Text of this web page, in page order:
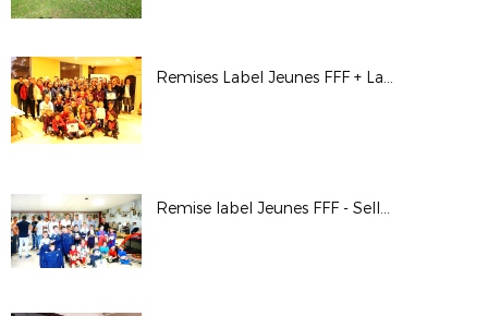
Remises Label Jeunes FFF + Label École Féminine de Football - A.S. Chouzy/Onzain - 2 octobre 2017
Remise label Jeunes FFF - Selles-St-Denis - 29 septembre 2017